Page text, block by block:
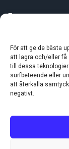
För att ge de bästa
att lagra och/eller
till dessa
surfbeteende eller
att återkalla
negativt.
E-post:
INFORMATION
Om oss